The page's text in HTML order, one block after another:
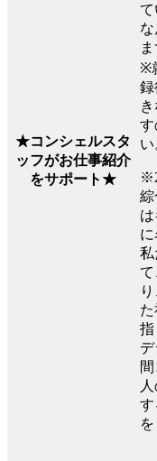
★コンシェルスタ
ッフがお仕事紹介
をサポート★
て
な
※
録
す
い
綜
に
私
て
指
す